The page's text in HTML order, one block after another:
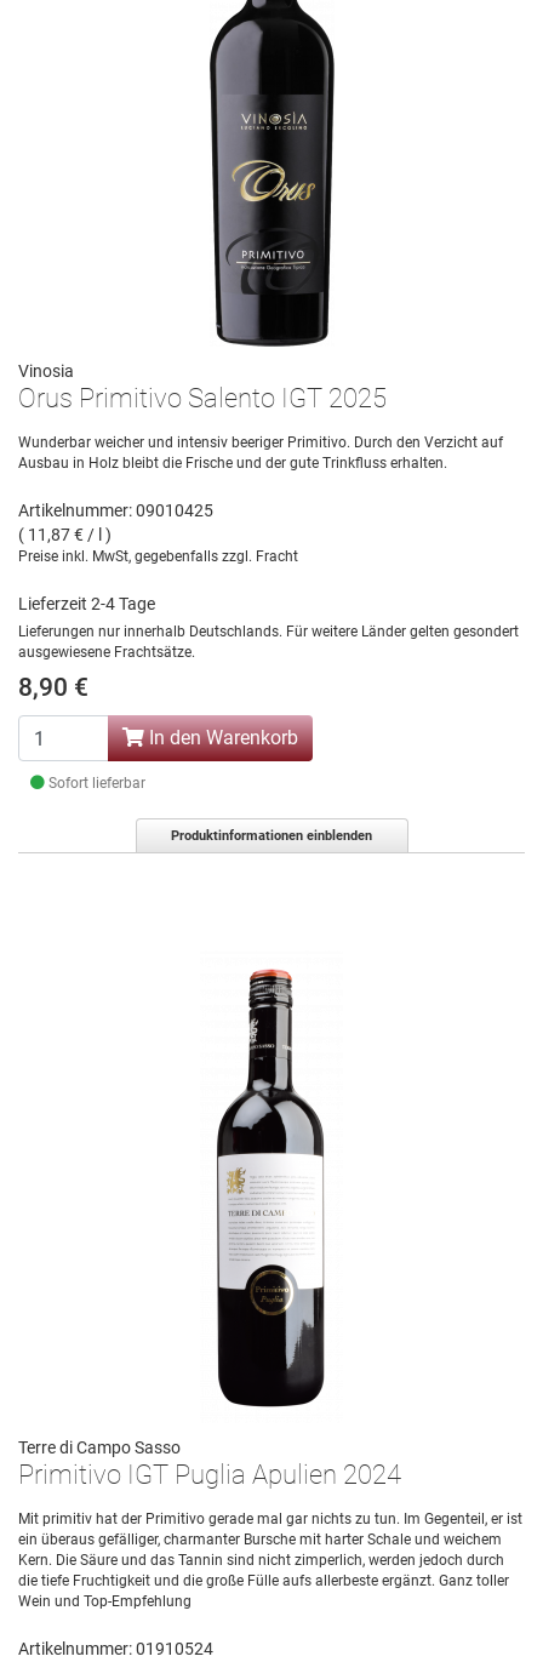
Vinosia
Orus Primitivo Salento IGT 2025
Wunderbar weicher und intensiv beeriger Primitivo. Durch den Verzicht auf
Ausbau in Holz bleibt die Frische und der gute Trinkfluss erhalten.
Artikelnummer: 09010425
( 11,87 € / l )
Preise inkl. MwSt, gegebenfalls zzgl. Fracht
Lieferzeit 2-4 Tage
Lieferungen nur innerhalb Deutschlands. Für weitere Länder gelten gesondert
ausgewiesene Frachtsätze.
8,90 €
In den Warenkorb
Sofort lieferbar
Produktinformationen einblenden
Terre di Campo Sasso
Primitivo IGT Puglia Apulien 2024
Mit primitiv hat der Primitivo gerade mal gar nichts zu tun. Im Gegenteil, er ist
ein überaus gefälliger, charmanter Bursche mit harter Schale und weichem
Kern. Die Säure und das Tannin sind nicht zimperlich, werden jedoch durch
die tiefe Fruchtigkeit und die große Fülle aufs allerbeste ergänzt. Ganz toller
Wein und Top-Empfehlung
Artikelnummer: 01910524